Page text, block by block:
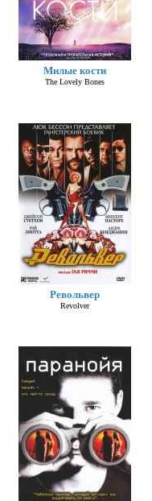
Милые кости
The Lovely Bones
Револьвер
Revolver